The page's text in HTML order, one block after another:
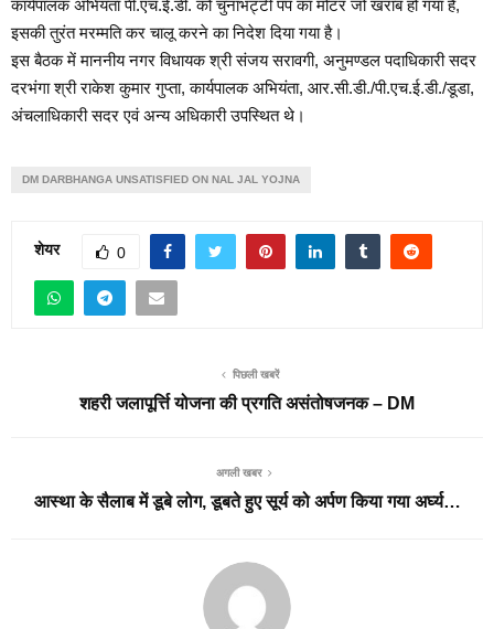
कार्यपालक अभियंता पी.एच.ई.डी. को चुनाभट्टी पंप का मोटर जो खराब हो गया है,
इसकी तुरंत मरम्मति कर चालू करने का निदेश दिया गया है।
इस बैठक में माननीय नगर विधायक श्री संजय सरावगी, अनुमण्डल पदाधिकारी सदर
दरभंगा श्री राकेश कुमार गुप्ता, कार्यपालक अभियंता, आर.सी.डी./पी.एच.ई.डी./डूडा,
अंचलाधिकारी सदर एवं अन्य अधिकारी उपस्थित थे।
DM DARBHANGA UNSATISFIED ON NAL JAL YOJNA
शेयर 0
पिछली खबरें
शहरी जलापूर्त्ति योजना की प्रगति असंतोषजनक – DM
अगली खबर
आस्था के सैलाब में डूबे लोग, डूबते हुए सूर्य को अर्पण किया गया अर्घ्य…